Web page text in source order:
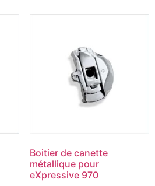
Boitier de canette
métallique pour
eXpressive 970